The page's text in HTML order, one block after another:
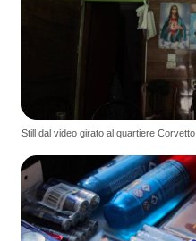
Still dal video girato al quartiere Corvetto